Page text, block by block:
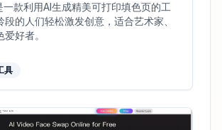
款利用AI生成精美可打印填色页的工
段的人们轻松激发创意，适合艺术家、
好者。
具